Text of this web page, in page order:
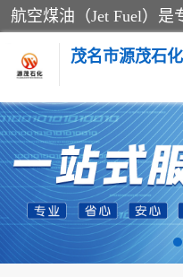
茂名市源茂石
RP3航空煤油
D40+D60溶剂油
6号+120号溶剂油